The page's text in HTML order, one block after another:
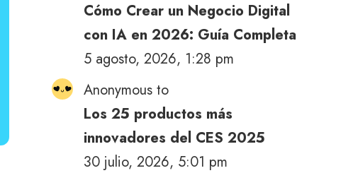
Cómo Crear un Negocio Digital
con IA en 2026: Guía Completa
5 agosto, 2026, 1:28 pm
Anonymous to
Los 25 productos más
innovadores del CES 2025
30 julio, 2026, 5:01 pm